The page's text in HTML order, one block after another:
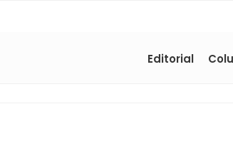
Editorial